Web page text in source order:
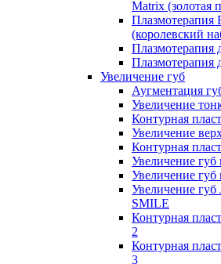
Matrix (золотая
Плазмотерапия
(королевский
Плазмотерапия
Плазмотерапия
Увеличение губ
Аугментация
Увеличение
Контурная
Увеличение
Контурная
Увеличение губ
Увеличение
Увеличение
SMILE
Контурная
2
Контурная
3